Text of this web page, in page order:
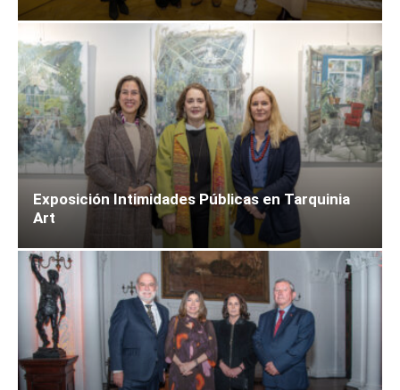
Exposición Intimidades Públicas en Tarquinia
Art